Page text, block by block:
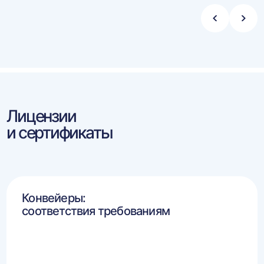
Стрелка
Лицензии
и сертификаты
Конвейеры:
соответствия требованиям